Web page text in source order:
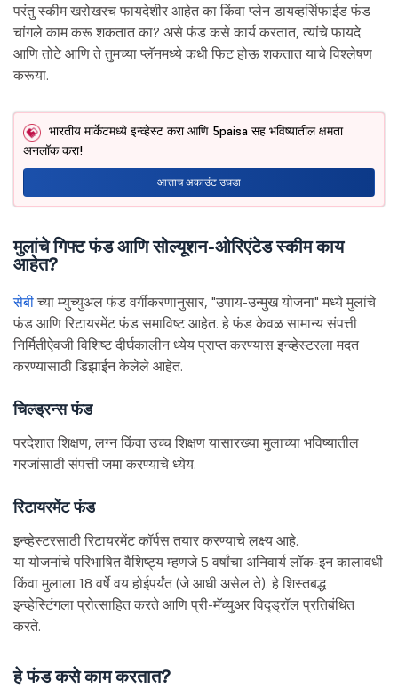
परंतु स्कीम खरोखरच फायदेशीर आहेत का किंवा प्लेन डायव्हर्सिफाईड फंड
चांगले काम करू शकतात का? असे फंड कसे कार्य करतात, त्यांचे फायदे
आणि तोटे आणि ते तुमच्या प्लॅनमध्ये कधी फिट होऊ शकतात याचे विश्लेषण
करूया.
भारतीय मार्केटमध्ये इन्व्हेस्ट करा आणि 5paisa सह भविष्यातील क्षमता
अनलॉक करा!
आत्ताच अकाउंट उघडा
मुलांचे गिफ्ट फंड आणि सोल्यूशन-ओरिएंटेड स्कीम काय
आहेत?
सेबी च्या म्युच्युअल फंड वर्गीकरणानुसार, "उपाय-उन्मुख योजना" मध्ये मुलांचे
फंड आणि रिटायरमेंट फंड समाविष्ट आहेत. हे फंड केवळ सामान्य संपत्ती
निर्मितीऐवजी विशिष्ट दीर्घकालीन ध्येय प्राप्त करण्यास इन्व्हेस्टरला मदत
करण्यासाठी डिझाईन केलेले आहेत.
चिल्ड्रन्स फंड
परदेशात शिक्षण, लग्न किंवा उच्च शिक्षण यासारख्या मुलाच्या भविष्यातील
गरजांसाठी संपत्ती जमा करण्याचे ध्येय.
रिटायरमेंट फंड
इन्व्हेस्टरसाठी रिटायरमेंट कॉर्पस तयार करण्याचे लक्ष्य आहे.
या योजनांचे परिभाषित वैशिष्ट्य म्हणजे 5 वर्षांचा अनिवार्य लॉक-इन कालावधी
किंवा मुलाला 18 वर्षे वय होईपर्यंत (जे आधी असेल ते). हे शिस्तबद्ध
इन्व्हेस्टिंगला प्रोत्साहित करते आणि प्री-मॅच्युअर विद्ड्रॉल प्रतिबंधित
करते.
हे फंड कसे काम करतात?